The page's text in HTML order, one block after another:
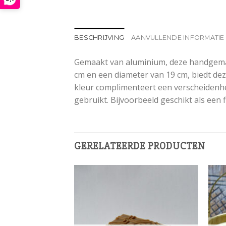
BESCHRIJVING AANVULLENDE INFORMATIE
Gemaakt van aluminium, deze
cm en een diameter van 19 cm, biedt
kleur complimenteert een
gebruikt. Bijvoorbeeld geschikt als een
GERELATEERDE PRODUCTEN